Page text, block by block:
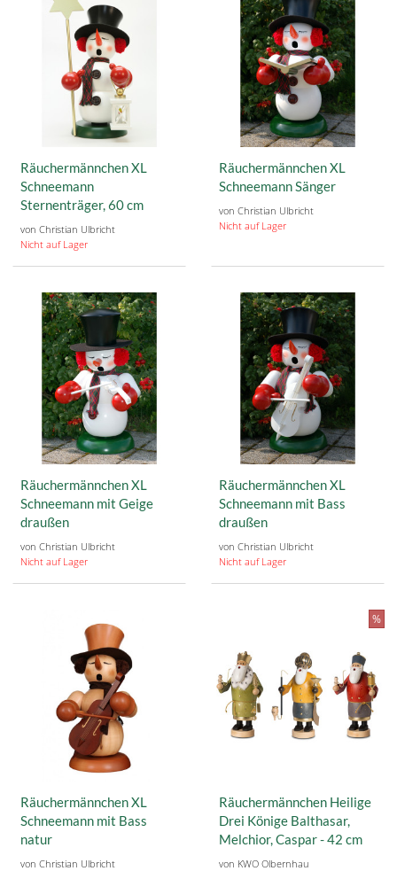
Räuchermännchen XL
Schneemann
Sternenträger, 60 cm
von Christian Ulbricht
Nicht auf Lager
Räuchermännchen XL
Schneemann Sänger
von Christian Ulbricht
Nicht auf Lager
Räuchermännchen XL
Schneemann mit Geige
draußen
von Christian Ulbricht
Nicht auf Lager
Räuchermännchen XL
Schneemann mit Bass
draußen
von Christian Ulbricht
Nicht auf Lager
Räuchermännchen XL
Schneemann mit Bass
natur
von Christian Ulbricht
%
Räuchermännchen Heilige
Drei Könige Balthasar,
Melchior, Caspar - 42 cm
von KWO Olbernhau